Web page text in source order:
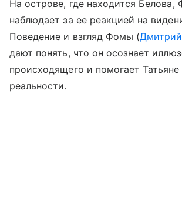
На острове, где находится Белова,
наблюдает за ее реакцией на
Поведение и взгляд Фомы (
дают понять, что он осознает
происходящего и помогает Татьяне
реальности.